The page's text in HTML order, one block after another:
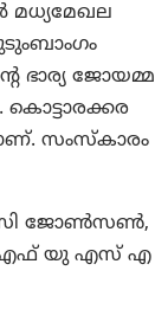
ഭാര്യ ജോയമ്മ
കൊട്ടാരക്കര
സംസ്കാരം
ജോൺസൺ,
യു എസ് എ